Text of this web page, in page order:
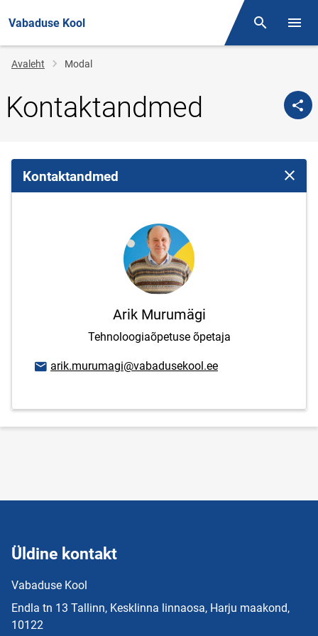
Vabaduse Kool Otsing
Jälglink
Avaleht Modal
Kontaktandmed
Kontaktandmed Sulge
Arik Murumägi
Tehnoloogiaõpetuse õpetaja
E-posti aadress
arik.murumagi@vabadusekool.ee
Üldine kontakt
Vabaduse Kool
Endla tn 13 Tallinn, Kesklinna linnaosa, Harju maakond,
10122